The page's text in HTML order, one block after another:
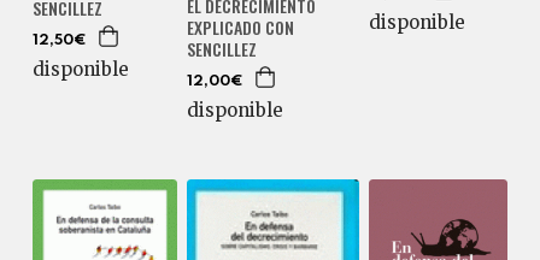
SENCILLEZ
12,50€
disponible
EL DECRECIMIENTO
EXPLICADO CON
SENCILLEZ
12,00€
disponible
disponible